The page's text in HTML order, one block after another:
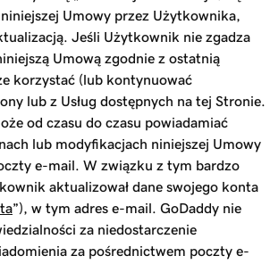
Umowy przez Użytkownika,
Jeśli Użytkownik nie zgadza
Umową zgodnie z ostatnią
korzystać (lub kontynuować
lub z Usług dostępnych na tej Stronie.
od czasu do czasu powiadamiać
lub modyfikacjach niniejszej Umowy
e-mail. W związku z tym bardzo
aktualizował dane swojego konta
”), w tym adres e-mail. GoDaddy nie
za niedostarczenie
za pośrednictwem poczty e-